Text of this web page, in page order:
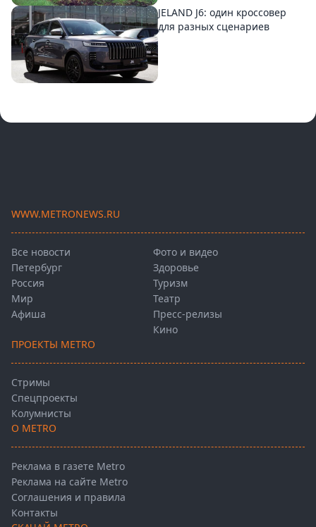
JELAND J6: один кроссовер
для разных сценариев
WWW.METRONEWS.RU
Все новости
Петербург
Россия
Мир
Афиша
Фото и видео
Здоровье
Туризм
Театр
Пресс-релизы
Кино
ПРОЕКТЫ METRO
Стримы
Спецпроекты
Колумнисты
О METRO
Реклама в газете Metro
Реклама на сайте Metro
Соглашения и правила
Контакты